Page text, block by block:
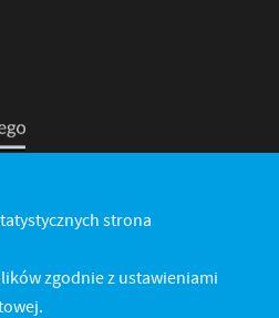
strona
zgodnie z ustawieniami